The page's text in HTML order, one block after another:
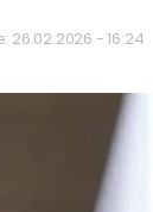
26.02.2026 - 16:24